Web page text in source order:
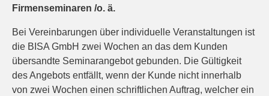
Firmenseminaren /o. ä.
Bei Vereinbarungen über individuelle Veranstaltungen ist
die BISA GmbH zwei Wochen an das dem Kunden
übersandte Seminarangebot gebunden. Die Gültigkeit
des Angebots entfällt, wenn der Kunde nicht innerhalb
von zwei Wochen einen schriftlichen Auftrag, welcher ein